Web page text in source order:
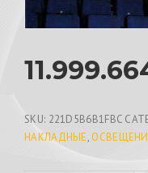
SKU: 221D5B6B1FBC
НАКЛАДНЫЕ,